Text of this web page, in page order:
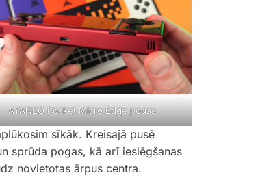
AYANEO Pocket Micro Edge pogas
sīkāk. Kreisajā pusē
sprūda pogas, kā arī ieslēgšanas
novietotas ārpus centra.